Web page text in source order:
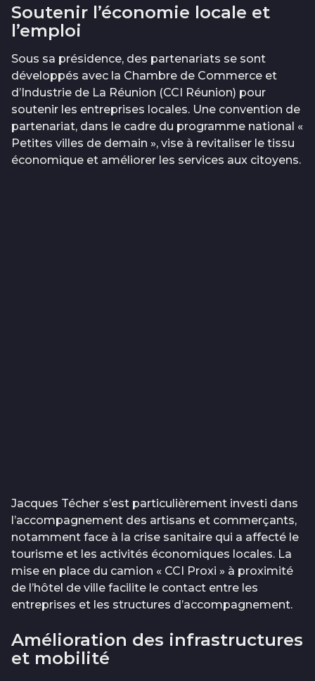
Soutenir l’économie locale et
l’emploi
Sous sa présidence, des partenariats se sont
développés avec la Chambre de Commerce et
d’Industrie de La Réunion (CCI Réunion) pour
soutenir les entreprises locales. Une convention de
partenariat, dans le cadre du programme national «
Petites villes de demain », vise à revitaliser le tissu
économique et améliorer les services aux citoyens.
Jacques Técher s’est particulièrement investi dans
l’accompagnement des artisans et commerçants,
notamment face à la crise sanitaire qui a affecté le
tourisme et les activités économiques locales. La
mise en place du camion « CCI Proxi » à proximité
de l’hôtel de ville facilite le contact entre les
entreprises et les structures d’accompagnement.
Amélioration des infrastructures
et mobilité